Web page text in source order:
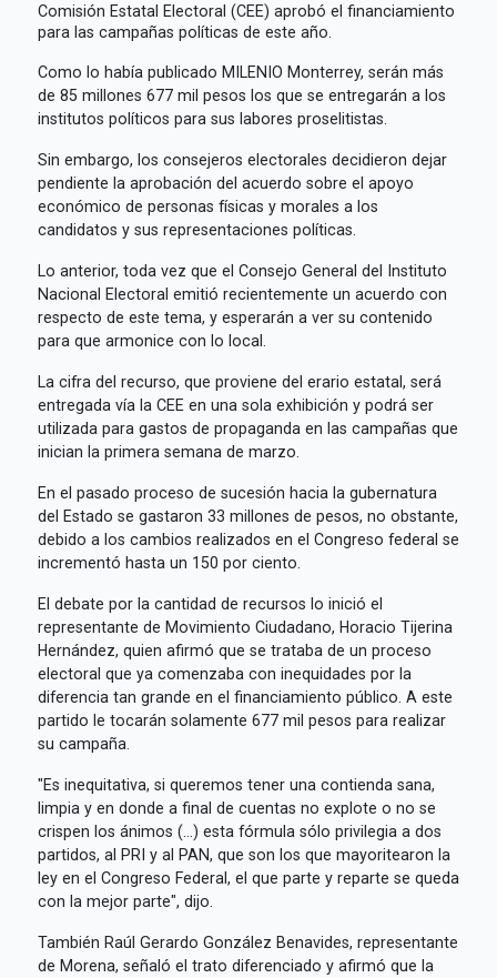
Comisión Estatal Electoral (CEE) aprobó el financiamiento
para las campañas políticas de este año.
Como lo había publicado MILENIO Monterrey, serán más
de 85 millones 677 mil pesos los que se entregarán a los
institutos políticos para sus labores proselitistas.
Sin embargo, los consejeros electorales decidieron dejar
pendiente la aprobación del acuerdo sobre el apoyo
económico de personas físicas y morales a los
candidatos y sus representaciones políticas.
Lo anterior, toda vez que el Consejo General del Instituto
Nacional Electoral emitió recientemente un acuerdo con
respecto de este tema, y esperarán a ver su contenido
para que armonice con lo local.
La cifra del recurso, que proviene del erario estatal, será
entregada vía la CEE en una sola exhibición y podrá ser
utilizada para gastos de propaganda en las campañas que
inician la primera semana de marzo.
En el pasado proceso de sucesión hacia la gubernatura
del Estado se gastaron 33 millones de pesos, no obstante,
debido a los cambios realizados en el Congreso federal se
incrementó hasta un 150 por ciento.
El debate por la cantidad de recursos lo inició el
representante de Movimiento Ciudadano, Horacio Tijerina
Hernández, quien afirmó que se trataba de un proceso
electoral que ya comenzaba con inequidades por la
diferencia tan grande en el financiamiento público. A este
partido le tocarán solamente 677 mil pesos para realizar
su campaña.
"Es inequitativa, si queremos tener una contienda sana,
limpia y en donde a final de cuentas no explote o no se
crispen los ánimos (...) esta fórmula sólo privilegia a dos
partidos, al PRI y al PAN, que son los que mayoritearon la
ley en el Congreso Federal, el que parte y reparte se queda
con la mejor parte", dijo.
También Raúl Gerardo González Benavides, representante
de Morena, señaló el trato diferenciado y afirmó que la